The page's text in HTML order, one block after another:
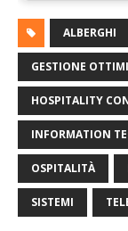
ALBERGHI
GESTIONE
HOSPITALITY
INFORMATION
OSPITALITÀ
SISTEMI